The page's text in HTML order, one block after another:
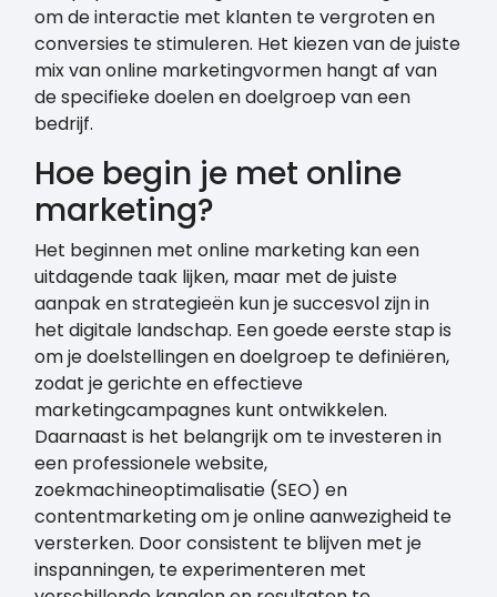
om de interactie met klanten te vergroten en
conversies te stimuleren. Het kiezen van de juiste
mix van online marketingvormen hangt af van
de specifieke doelen en doelgroep van een
bedrijf.
Hoe begin je met online
marketing?
Het beginnen met online marketing kan een
uitdagende taak lijken, maar met de juiste
aanpak en strategieën kun je succesvol zijn in
het digitale landschap. Een goede eerste stap is
om je doelstellingen en doelgroep te definiëren,
zodat je gerichte en effectieve
marketingcampagnes kunt ontwikkelen.
Daarnaast is het belangrijk om te investeren in
een professionele website,
zoekmachineoptimalisatie (SEO) en
contentmarketing om je online aanwezigheid te
versterken. Door consistent te blijven met je
inspanningen, te experimenteren met